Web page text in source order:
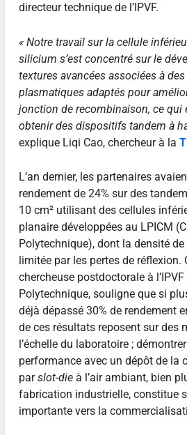
directeur technique de l’IPVF.
« Notre travail sur la cellule
silicium s’est concentré sur le
textures avancées associées à
plasmatiques adaptés pour
jonction de recombinaison, ce qui
obtenir des dispositifs tandem à
explique Liqi Cao, chercheur à la
L’an dernier, les partenaires
rendement de 24% sur des
10 cm² utilisant des cellules
planaire développées au LPICM
Polytechnique), dont la densité
limitée par les pertes de réflexion.
chercheuse postdoctorale à l’IPVF
Polytechnique, souligne que si
déjà dépassé 30% de rendement
de ces résultats reposent sur des
l’échelle du laboratoire ;
performance avec un dépôt de la
parslot-dieà l’air ambiant, bien
fabrication industrielle, constitue
importante vers la